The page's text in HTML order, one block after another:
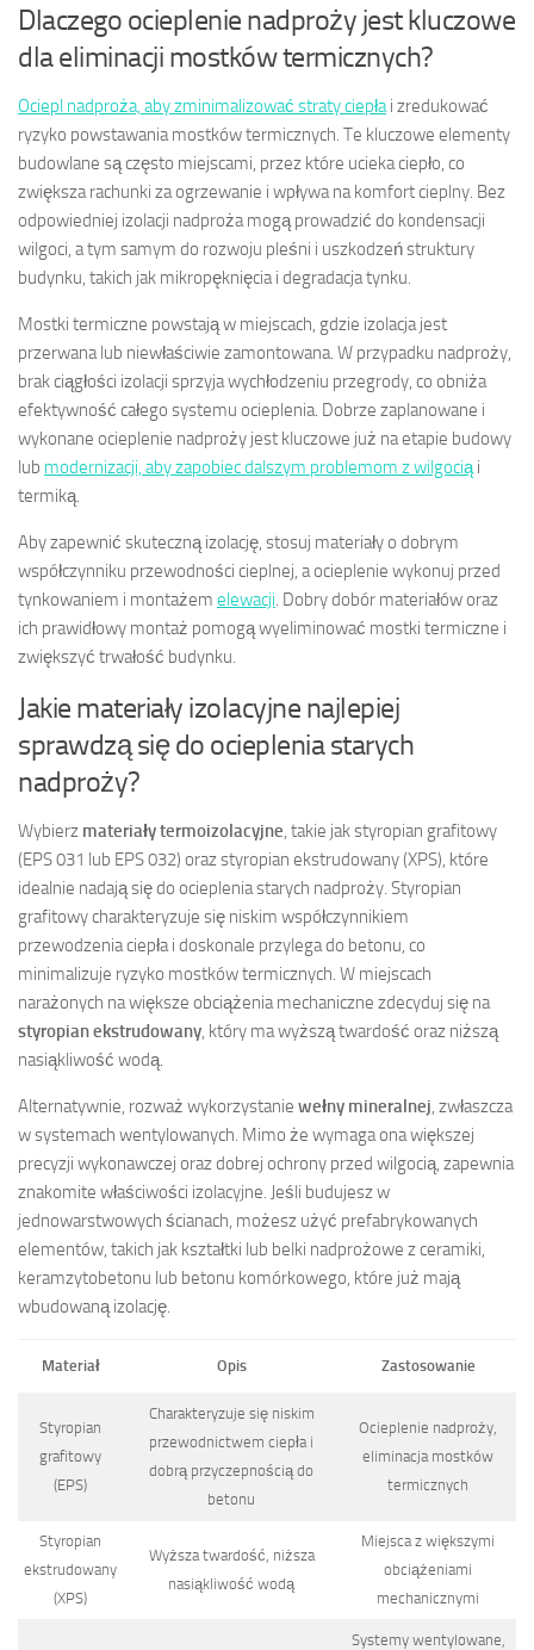
Dlaczego ocieplenie nadproży jest kluczowe
dla eliminacji mostków termicznych?
Ociepl nadproża, aby zminimalizować straty ciepła i zredukować
ryzyko powstawania mostków termicznych. Te kluczowe elementy
budowlane są często miejscami, przez które ucieka ciepło, co
zwiększa rachunki za ogrzewanie i wpływa na komfort cieplny. Bez
odpowiedniej izolacji nadproża mogą prowadzić do kondensacji
wilgoci, a tym samym do rozwoju pleśni i uszkodzeń struktury
budynku, takich jak mikropęknięcia i degradacja tynku.
Mostki termiczne powstają w miejscach, gdzie izolacja jest
przerwana lub niewłaściwie zamontowana. W przypadku nadproży,
brak ciągłości izolacji sprzyja wychłodzeniu przegrody, co obniża
efektywność całego systemu ocieplenia. Dobrze zaplanowane i
wykonane ocieplenie nadproży jest kluczowe już na etapie budowy
lub modernizacji, aby zapobiec dalszym problemom z wilgocią i
termiką.
Aby zapewnić skuteczną izolację, stosuj materiały o dobrym
współczynniku przewodności cieplnej, a ocieplenie wykonuj przed
tynkowaniem i montażem elewacji . Dobry dobór materiałów oraz
ich prawidłowy montaż pomogą wyeliminować mostki termiczne i
zwiększyć trwałość budynku.
Jakie materiały izolacyjne najlepiej
sprawdzą się do ocieplenia starych
nadproży?
Wybierz materiały termoizolacyjne , takie jak styropian grafitowy
(EPS 031 lub EPS 032) oraz styropian ekstrudowany (XPS), które
idealnie nadają się do ocieplenia starych nadproży. Styropian
grafitowy charakteryzuje się niskim współczynnikiem
przewodzenia ciepła i doskonale przylega do betonu, co
minimalizuje ryzyko mostków termicznych. W miejscach
narażonych na większe obciążenia mechaniczne zdecyduj się na
styropian ekstrudowany , który ma wyższą twardość oraz niższą
nasiąkliwość wodą.
Alternatywnie, rozważ wykorzystanie wełny mineralnej , zwłaszcza
w systemach wentylowanych. Mimo że wymaga ona większej
precyzji wykonawczej oraz dobrej ochrony przed wilgocią, zapewnia
znakomite właściwości izolacyjne. Jeśli budujesz w
jednowarstwowych ścianach, możesz użyć prefabrykowanych
elementów, takich jak kształtki lub belki nadprożowe z ceramiki,
keramzytobetonu lub betonu komórkowego, które już mają
wbudowaną izolację.
Materiał Opis Zastosowanie
Styropian
grafitowy
(EPS)
Charakteryzuje się niskim
przewodnictwem ciepła i
dobrą przyczepnością do
betonu
Ocieplenie nadproży,
eliminacja mostków
termicznych
Styropian
ekstrudowany
(XPS)
Wyższa twardość, niższa
nasiąkliwość wodą
Miejsca z większymi
obciążeniami
mechanicznymi
Systemy wentylowane,